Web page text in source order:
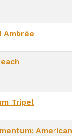
Ambrée
Tripel
American